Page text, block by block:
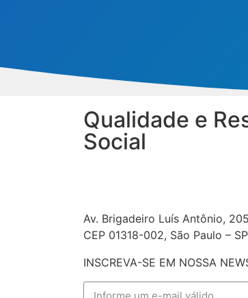
Qualidade e
Social
Av. Brigadeiro Luís Antônio,
CEP 01318-002, São Paulo – SP
INSCREVA-SE EM NOSSA